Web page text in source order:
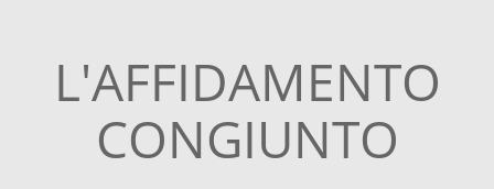
L'AFFIDAMENTO
CONGIUNTO